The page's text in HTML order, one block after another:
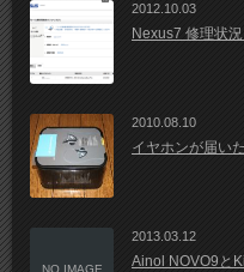
2012.10.03
Nexus7 修理状
2010.08.10
イヤホンが届いた
NO IMAGE
2013.03.12
Ainol NOVO9と